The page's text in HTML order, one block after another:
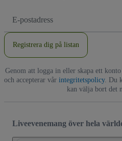
postadress
Registrera dig på listan
Genom att logga in eller skapa ett
och accepterar vår integritetspolicy. Du
kan välja bort det
Liveevenemang över hela